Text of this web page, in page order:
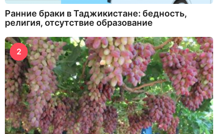
Ранние браки в Таджикистане: бедность,
религия, отсутствие образование
2